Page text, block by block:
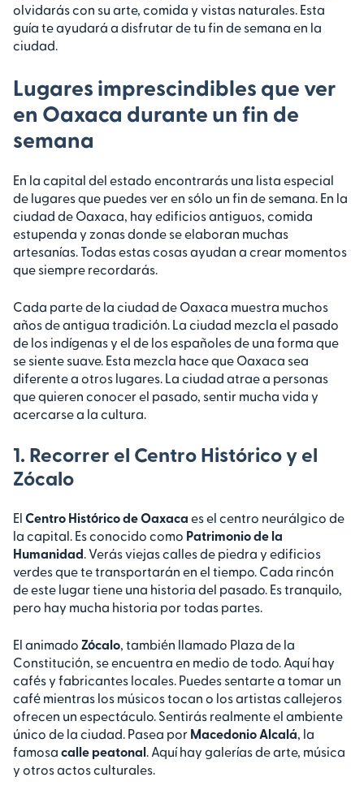
olvidarás con su arte, comida y vistas naturales. Esta
guía te ayudará a disfrutar de tu fin de semana en la
ciudad.
Lugares imprescindibles que ver
en Oaxaca durante un fin de
semana
En la capital del estado encontrarás una lista especial
de lugares que puedes ver en sólo un fin de semana. En la
ciudad de Oaxaca, hay edificios antiguos, comida
estupenda y zonas donde se elaboran muchas
artesanías. Todas estas cosas ayudan a crear momentos
que siempre recordarás.
Cada parte de la ciudad de Oaxaca muestra muchos
años de antigua tradición. La ciudad mezcla el pasado
de los indígenas y el de los españoles de una forma que
se siente suave. Esta mezcla hace que Oaxaca sea
diferente a otros lugares. La ciudad atrae a personas
que quieren conocer el pasado, sentir mucha vida y
acercarse a la cultura.
1. Recorrer el Centro Histórico y el
Zócalo
El Centro Histórico de Oaxaca es el centro neurálgico de
la capital. Es conocido como Patrimonio de la
Humanidad. Verás viejas calles de piedra y edificios
verdes que te transportarán en el tiempo. Cada rincón
de este lugar tiene una historia del pasado. Es tranquilo,
pero hay mucha historia por todas partes.
El animado Zócalo, también llamado Plaza de la
Constitución, se encuentra en medio de todo. Aquí hay
cafés y fabricantes locales. Puedes sentarte a tomar un
café mientras los músicos tocan o los artistas callejeros
ofrecen un espectáculo. Sentirás realmente el ambiente
único de la ciudad. Pasea por Macedonio Alcalá, la
famosa calle peatonal. Aquí hay galerías de arte, música
y otros actos culturales.